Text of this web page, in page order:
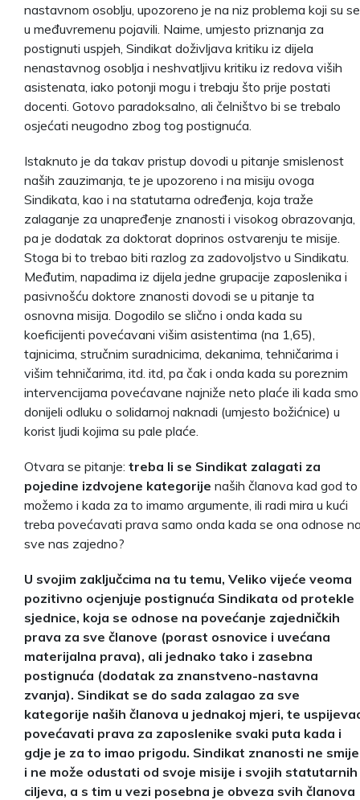
nastavnom osoblju, upozoreno je na niz problema koji su se
u međuvremenu pojavili. Naime, umjesto priznanja za
postignuti uspjeh, Sindikat doživljava kritiku iz dijela
nenastavnog osoblja i neshvatljivu kritiku iz redova viših
asistenata, iako potonji mogu i trebaju što prije postati
docenti. Gotovo paradoksalno, ali čelništvo bi se trebalo
osjećati neugodno zbog tog postignuća.
Istaknuto je da takav pristup dovodi u pitanje smislenost
naših zauzimanja, te je upozoreno i na misiju ovoga
Sindikata, kao i na statutarna određenja, koja traže
zalaganje za unapređenje znanosti i visokog obrazovanja,
pa je dodatak za doktorat doprinos ostvarenju te misije.
Stoga bi to trebao biti razlog za zadovoljstvo u Sindikatu.
Međutim, napadima iz dijela jedne grupacije zaposlenika i
pasivnošću doktore znanosti dovodi se u pitanje ta
osnovna misija. Dogodilo se slično i onda kada su
koeficijenti povećavani višim asistentima (na 1,65),
tajnicima, stručnim suradnicima, dekanima, tehničarima i
višim tehničarima, itd. itd, pa čak i onda kada su poreznim
intervencijama povećavane najniže neto plaće ili kada smo
donijeli odluku o solidarnoj naknadi (umjesto božićnice) u
korist ljudi kojima su pale plaće.
Otvara se pitanje: treba li se Sindikat zalagati za
pojedine izdvojene kategorije naših članova kad god to
možemo i kada za to imamo argumente, ili radi mira u kući
treba povećavati prava samo onda kada se ona odnose
sve nas zajedno?
U svojim zaključcima na tu temu, Veliko vijeće veoma
pozitivno ocjenjuje postignuća Sindikata od protekle
sjednice, koja se odnose na povećanje zajedničkih
prava za sve članove (porast osnovice i uvećana
materijalna prava), ali jednako tako i zasebna
postignuća (dodatak za znanstveno-nastavna
zvanja). Sindikat se do sada zalagao za sve
kategorije naših članova u jednakoj mjeri, te
povećavati prava za zaposlenike svaki puta kada i
gdje je za to imao prigodu. Sindikat znanosti ne smije
i ne može odustati od svoje misije i svojih statutarnih
ciljeva, a s tim u vezi posebna je obveza svih članova